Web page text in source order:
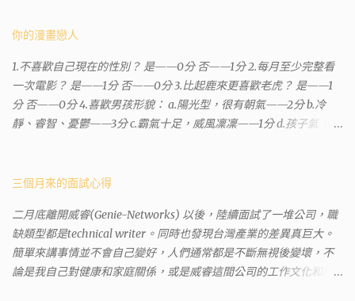
沒有正式的地政事務所，只有地政小而美工作站 ，也已經能處理大
到以後還真嚇了一跳，這一看就有問題。要是我拿著那不被承認、
有問題的幽靈合約恐怕還調不到資源。但我不知道審判時法官會不
會去調閱這些資料。因為沒把握每個法官或檢察官都公正細心，在
案牘勞形中，會願意為了這種小人物受害案件去挖出更大的黑幕。
市板橋地政事務所 )去取得。不過實際到了現場發現還是需要法院的
件的租客。 在這過程中我覺得很像行走於沙漠的求生者，在一個小
綠洲受到指引要繼續往某個方向才能脫離沙漠。當我不幸受到詐騙
的時候，會覺得這社會真的很黑暗，到處都是敗類橫行卻沒有人願
意伸出援手。行政人員對於社會上充滿詐騙被害者也是義憤填膺，
你的漫畫戀人
1.不喜歡自己現在的性別？ 是——0分 否——1分 2.每月至少完整看
一次電影？ 是——1分 否——0分 3.比起鹿來更喜歡老虎？ 是——1
分 否——0分 4.喜歡男孩形貌： a.陽光型，很有朝氣——2分 b.冷
靜、睿智、憂鬱——3分 c.霸氣十足，威風凜凜——1分 d.孩子氣，十
——1分 6.希望戀人的姓氏： a.大眾化——1分 b.罕見，古色古香的複
活動喜歡參加： a.整場籃球比賽——1分 b.打一下午檯球——3分 c.正
式的舞會——4分 d.猜謎或搶答——2分 8.橡皮與立可白，更常用：
橡皮——1分 立可白——0分 9.喜歡下列哪一種顏色搭配： a.紅加黑
——1分 b.金加銀——2分 c.粉加白——4分 d.粉加灰——3分 10.有多
三個月來的面試心得
二月底離開威睿(Genie-Networks) 以後，陸續面試了一堆公司，職
缺類型都是technical writer。同時也發現台灣產業的差異真巨大。
簡單來講事情並不會自己變好，人們通常都是不斷無視後變壞，不
論是我自己對健康和家庭關係，或是威睿這間公司的工作文化和環